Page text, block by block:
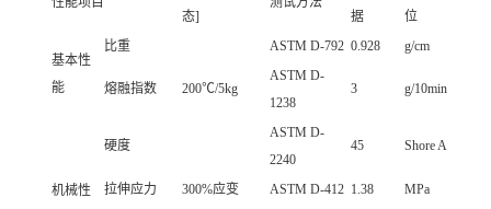
态]
据
位
基本性
能
比重 ASTM D-792 0.928 g/cm
熔融指数 200℃/5kg
ASTM D-
1238
3 g/10min
机械性
硬度
ASTM D-
2240
45 Shore A
拉伸应力 300%应变 ASTM D-412 1.38
MPa